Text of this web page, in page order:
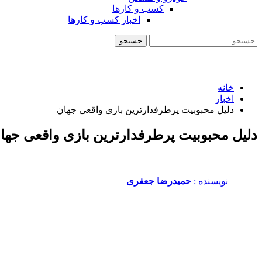
کسب و کارها
اخبار کسب و کارها
خانه
اخبار
دلیل محبوبیت پرطرفدارترین بازی واقعی جهان
دلیل محبوبیت پرطرفدارترین بازی واقعی
نویسنده :‌ حمیدرضا جعفری